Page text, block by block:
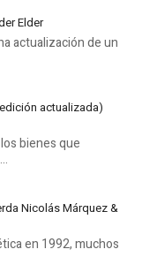
Elder
actualización de un
actualizada)
bienes que
Nicolás Márquez &
en 1992, muchos